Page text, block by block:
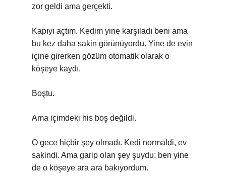
zor geldi ama gerçekti.
Kapıyı açtım. Kedim yine karşıladı beni ama
bu kez daha sakin görünüyordu. Yine de evin
içine girerken gözüm otomatik olarak o
köşeye kaydı.
Boştu.
Ama içimdeki his boş değildi.
O gece hiçbir şey olmadı. Kedi normaldi, ev
sakindi. Ama garip olan şey şuydu: ben yine
de o köşeye ara ara bakıyordum.